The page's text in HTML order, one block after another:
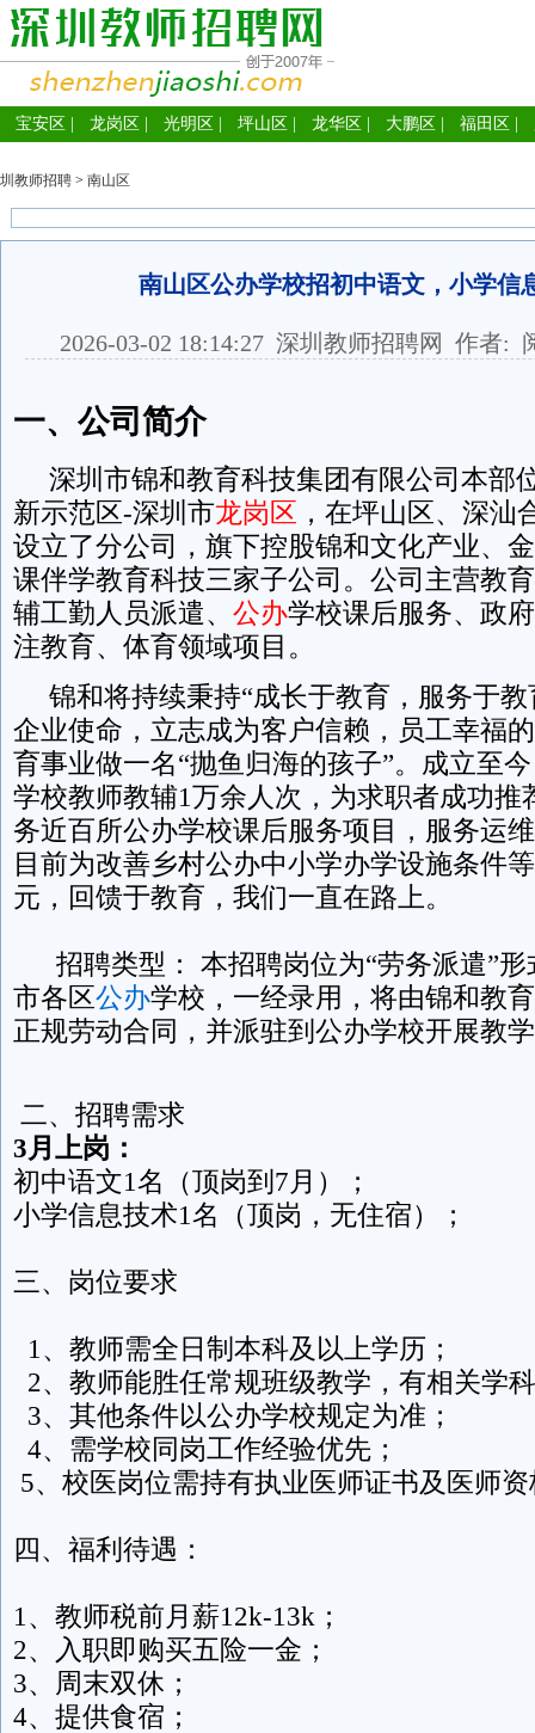
宝安区 龙岗区 光明区 坪山区 龙华区 大鹏区 福田区
圳教师招聘 > 南山区
南山区公办学校招初中语文，小学信
2026-03-02 18:14:27 深圳教师招聘网 作者:
一、公司简介
深圳市锦和教育科技集团有限公司本部
新示范区-深圳市龙岗区 ，在坪山区、深汕
设立了分公司，旗下控股锦和文化产业、
课伴学教育科技三家子公司。公司主营教
辅工勤人员派遣、 公办学校课后服务、政
注教育、体育领域项目。
锦和将持续秉持“成长于教育，服务于教
企业使命，立志成为客户信赖，员工幸福
育事业做一名“抛鱼归海的孩子”。成立至
学校教师教辅1万余人次，为求职者成功推
务近百所公办学校课后服务项目，服务运
目前为改善乡村公办中小学办学设施条件
元，回馈于教育，我们一直在路上。
招聘类型： 本招聘岗位为“劳务派遣”形
市各区公办学校，一经录用，将由锦和教
正规劳动合同，并派驻到公办学校开展教
二、招聘需求
3月上岗：
初中语文1名（顶岗到7月）；
小学信息技术1名（顶岗，无住宿）；
三、岗位要求
1、教师需全日制本科及以上学历；
2、教师能胜任常规班级教学，有相关学
3、其他条件以公办学校规定为准；
4、需学校同岗工作经验优先；
5、校医岗位需持有执业医师证书及医师
四、福利待遇：
1、教师税前月薪12k-13k；
2、入职即购买五险一金；
3、周末双休；
4、提供食宿；